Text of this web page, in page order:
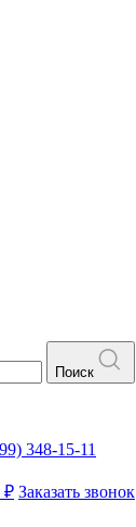
Поиск
348-15-11
₽ Заказать звонок